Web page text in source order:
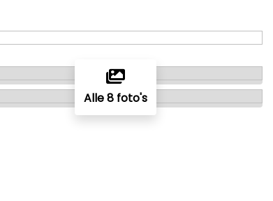
Alle 8 foto's